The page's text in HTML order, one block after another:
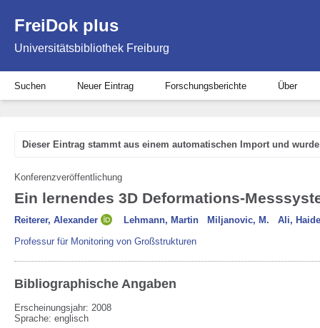
FreiDok plus
Universitätsbibliothek Freiburg
Suchen Neuer Eintrag Forschungsberichte Über
Dieser Eintrag stammt aus einem automatischen Import und
Konferenzveröffentlichung
Ein lernendes 3D Deformations-
Reiterer, Alexander Lehmann, Martin Miljanovic, M. Ali,
Professur für Monitoring von Großstrukturen
Bibliographische Angaben
Erscheinungsjahr: 2008
Sprache: englisch